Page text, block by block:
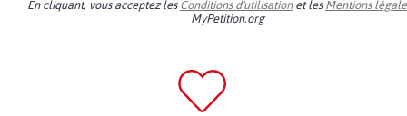
En cliquant, vous acceptez les Conditions d'utilisationet les Mentions
MyPetition.org